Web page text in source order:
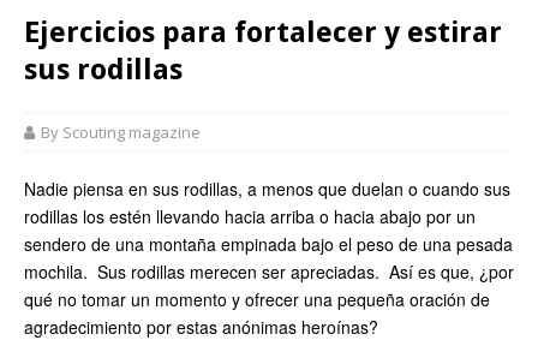
Ejercicios para fortalecer y estirar
sus rodillas
By Scouting magazine
Nadie piensa en sus rodillas, a menos que duelan o cuando sus
rodillas los estén llevando hacia arriba o hacia abajo por un
sendero de una montaña empinada bajo el peso de una pesada
mochila. Sus rodillas merecen ser apreciadas. Así es que, ¿por
qué no tomar un momento y ofrecer una pequeña oración de
agradecimiento por estas anónimas heroínas?